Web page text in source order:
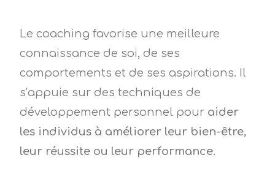
Le coaching favorise une meilleure
connaissance de soi, de ses
comportements et de ses aspirations. Il
s’appuie sur des techniques de
développement personnel pour aider
les individus à améliorer leur bien-être,
leur réussite ou leur performance.